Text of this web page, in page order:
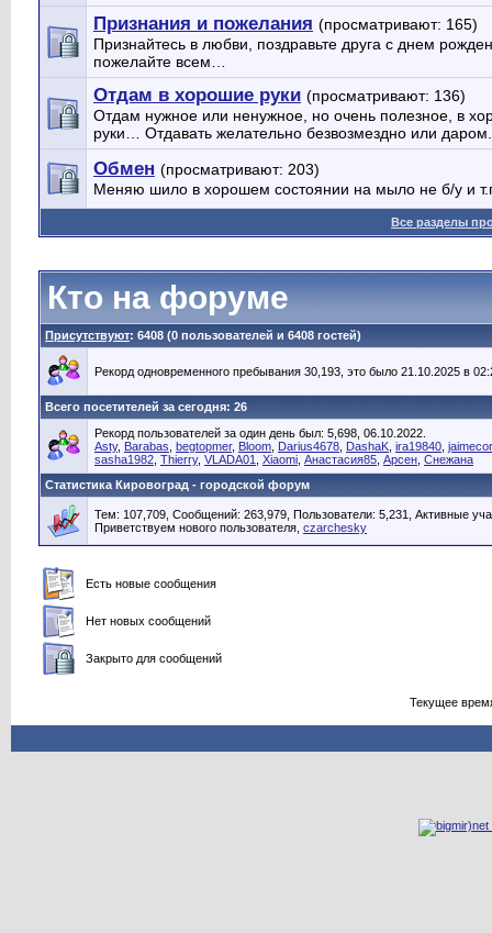
Признания и пожелания (просматривают: 165)
Признайтесь в любви, поздравьте друга с днем
пожелайте всем…
Отдам в хорошие руки (просматривают: 136)
Отдам нужное или ненужное, но очень полезное, в
руки… Отдавать желательно безвозмездно или даром.
Обмен (просматривают: 203)
Меняю шило в хорошем состоянии на мыло не б/у и
Все разделы
Кто на форуме
Присутствуют: 6408 (0 пользователей и 6408 гостей)
Рекорд одновременного пребывания 30,193, это было 21.10.2025 в
Всего посетителей за сегодня: 26
Рекорд пользователей за один день был: 5,698, 06.10.2022.
Asty, Barabas begtopmer, Bloom Darius4678 DashaK ira19840 jaimecor
sasha1982 Thierry, VLADA01 Xiaomi Анастасия85 Арсен Снежана
Статистика Кировоград - городской форум
Тем: 107,709, Сообщений: 263,979, Пользователи: 5,231, Активные
Приветствуем нового пользователя, czarchesky
Есть новые сообщения
Нет новых сообщений
Закрыто для сообщений
Текущее